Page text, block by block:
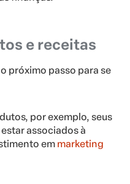
e receitas
próximo passo para se
por exemplo, seus
associados à
em marketing